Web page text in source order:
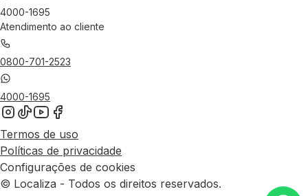
4000-1695
Atendimento ao cliente
0800-701-2523
4000-1695
Termos de uso
Políticas de privacidade
Configurações de cookies
© Localiza - Todos os direitos reservados.